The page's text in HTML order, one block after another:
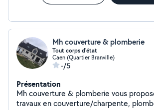
Mh couverture & plomberie
Tout corps d'état
Caen (Quartier Branville)
-/5
Présentation
Mh couverture & plomberie vous
travaux en couverture/charpente,